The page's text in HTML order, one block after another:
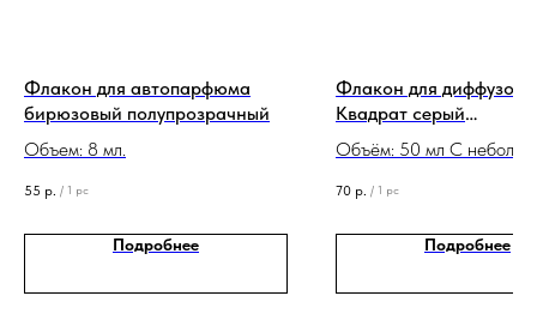
Флакон для автопарфюма
бирюзовый полупрозрачный
Объем: 8 мл.
55 р. / 1 pc
Подробнее
Флакон для диффузора
Квадрат серый
полупрозрачный (с
Объём: 50 мл С
70 р. / 1 pc
Подробнее